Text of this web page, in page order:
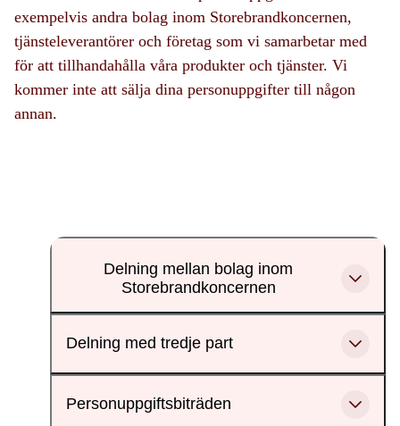
exempelvis andra bolag inom Storebrandkoncernen,
tjänsteleverantörer och företag som vi samarbetar med
för att tillhandahålla våra produkter och tjänster. Vi
kommer inte att sälja dina personuppgifter till någon
annan.
Delning mellan bolag inom
Storebrandkoncernen
Delning med tredje part
Personuppgiftsbiträden